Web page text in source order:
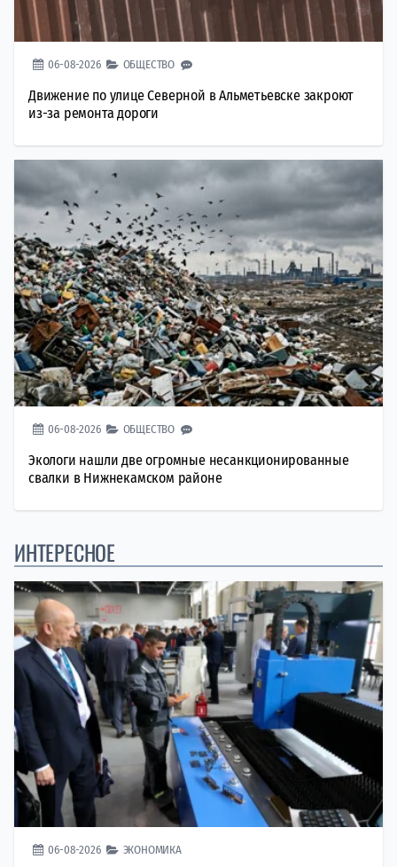
06-08-2026 ОБЩЕСТВО
Движение по улице Северной в Альметьевске закроют
из-за ремонта дороги
06-08-2026 ОБЩЕСТВО
Экологи нашли две огромные несанкционированные
свалки в Нижнекамском районе
ИНТЕРЕСНОЕ
06-08-2026 ЭКОНОМИКА